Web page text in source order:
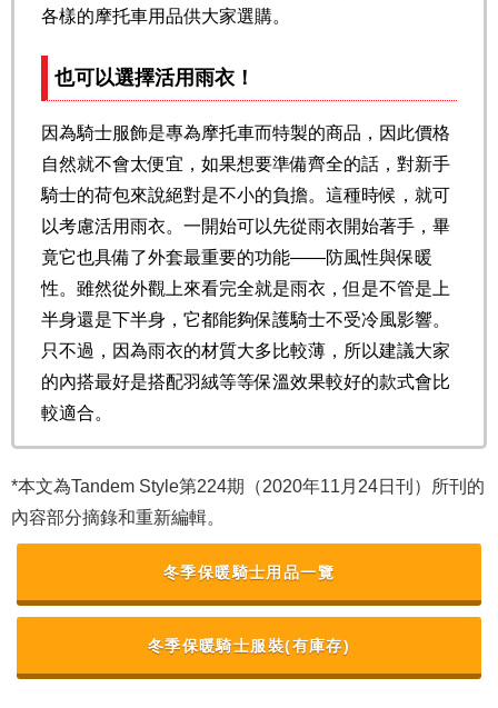
各樣的摩托車用品供大家選購。
也可以選擇活用雨衣！
因為騎士服飾是專為摩托車而特製的商品，因此價格
自然就不會太便宜，如果想要準備齊全的話，對新手
騎士的荷包來說絕對是不小的負擔。這種時候，就可
以考慮活用雨衣。一開始可以先從雨衣開始著手，畢
竟它也具備了外套最重要的功能——防風性與保暖
性。雖然從外觀上來看完全就是雨衣，但是不管是上
半身還是下半身，它都能夠保護騎士不受冷風影響。
只不過，因為雨衣的材質大多比較薄，所以建議大家
的內搭最好是搭配羽絨等等保溫效果較好的款式會比
較適合。
*本文為Tandem Style第224期（2020年11月24日刊）所刊的
內容部分摘錄和重新編輯。
冬季保暖騎士用品一覽
冬季保暖騎士服裝(有庫存)